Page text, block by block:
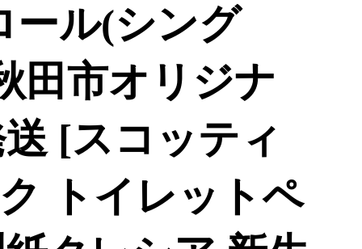
ール(シング
田市オリジナ
[スコッティ
トイレットペ